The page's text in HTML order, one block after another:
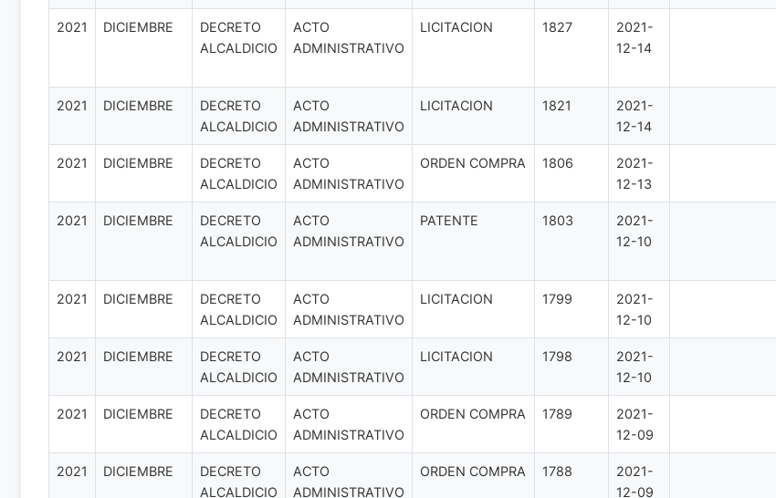
2021 DICIEMBRE
DECRETO
ALCALDICIO
ACTO
ADMINISTRATIVO
LICITACION 1827
2021-
12-14
2021 DICIEMBRE
DECRETO
ALCALDICIO
ACTO
ADMINISTRATIVO
LICITACION 1821
2021-
12-14
2021 DICIEMBRE
DECRETO
ALCALDICIO
ACTO
ADMINISTRATIVO
ORDEN COMPRA 1806
2021-
12-13
2021 DICIEMBRE
DECRETO
ALCALDICIO
ACTO
ADMINISTRATIVO
PATENTE 1803
2021-
12-10
2021 DICIEMBRE
DECRETO
ALCALDICIO
ACTO
ADMINISTRATIVO
LICITACION 1799
2021-
12-10
2021 DICIEMBRE
DECRETO
ALCALDICIO
ACTO
ADMINISTRATIVO
LICITACION 1798
2021-
12-10
2021 DICIEMBRE
DECRETO
ALCALDICIO
ACTO
ADMINISTRATIVO
ORDEN COMPRA 1789
2021-
12-09
2021 DICIEMBRE
DECRETO
ALCALDICIO
ACTO
ADMINISTRATIVO
ORDEN COMPRA 1788
2021-
12-09